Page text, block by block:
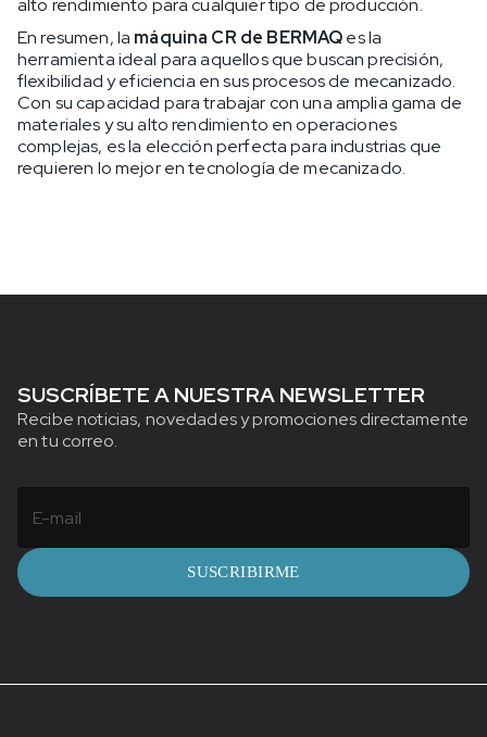
alto rendimiento para cualquier tipo de producción.
En resumen, la máquina CR de BERMAQes la
herramienta ideal para aquellos que buscan precisión,
flexibilidad y eficiencia en sus procesos de mecanizado.
Con su capacidad para trabajar con una amplia gama de
materiales y su alto rendimiento en operaciones
complejas, es la elección perfecta para industrias que
requieren lo mejor en tecnología de mecanizado.
SUSCRÍBETE A NUESTRA NEWSLETTER
Recibe noticias, novedades y promociones directamente
en tu correo.
SUSCRIBIRME